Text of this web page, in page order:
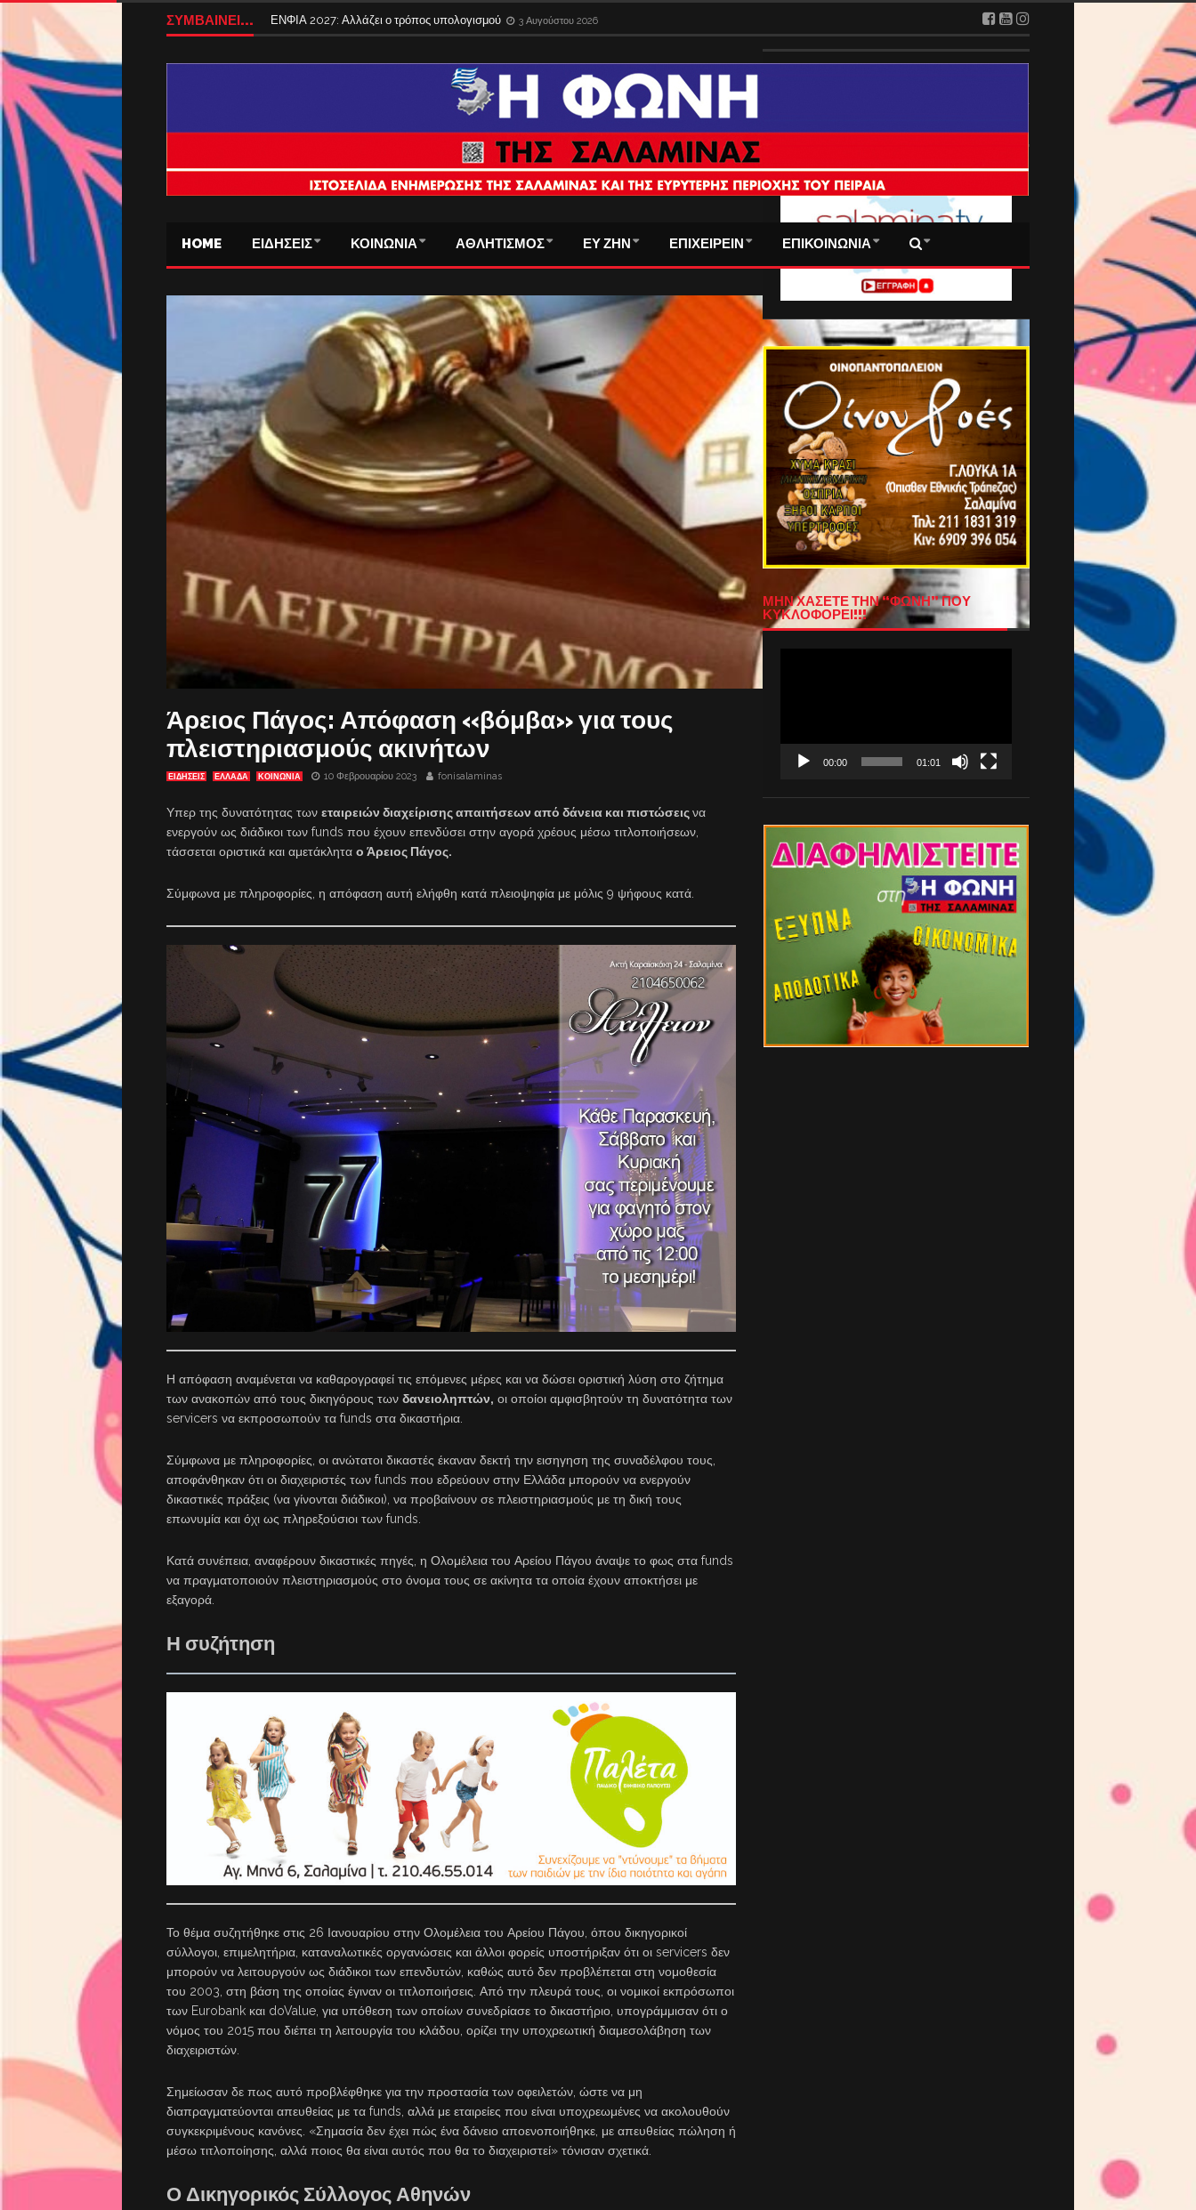
ΣΥΜΒΑΙΝΕΙ... ΕΝΦΙΑ 2027: Αλλάζει ο τρόπος υπολογισμού 3 Αυγούστου 2026
HOME ΕΙΔΗΣΕΙΣ ΚΟΙΝΩΝΙΑ ΑΘΛΗΤΙΣΜΟΣ ΕΥ ΖΗΝ ΕΠΙΧΕΙΡΕΙΝ ΕΠΙΚΟΙΝΩΝΙΑ
Άρειος Πάγος: Απόφαση «βόμβα» για τους
πλειστηριασμούς ακινήτων
ΕΙΔΗΣΕΙΣ ΕΛΛΑΔΑ ΚΟΙΝΩΝΙΑ 10 Φεβρουαρίου 2023 fonisalaminas
Υπερ της δυνατότητας των εταιρειών διαχείρισης απαιτήσεων από δάνεια και πιστώσειςνα
ενεργούν ως διάδικοι των funds που έχουν επενδύσει στην αγορά χρέους μέσω τιτλοποιήσεων,
τάσσεται οριστικά και αμετάκλητα ο Άρειος Πάγος.
Σύμφωνα με πληροφορίες, η απόφαση αυτή ελήφθη κατά πλειοψηφία με μόλις 9 ψήφους κατά.
Η απόφαση αναμένεται να καθαρογραφεί τις επόμενες μέρες και να δώσει οριστική λύση στο ζήτημα
των ανακοπών από τους δικηγόρους των δανειοληπτών, οι οποίοι αμφισβητούν τη δυνατότητα των
servicers να εκπροσωπούν τα funds στα δικαστήρια.
Σύμφωνα με πληροφορίες, οι ανώτατοι δικαστές έκαναν δεκτή την εισηγηση της συναδέλφου τους,
αποφάνθηκαν ότι οι διαχειριστές των funds που εδρεύουν στην Ελλάδα μπορούν να ενεργούν
δικαστικές πράξεις (να γίνονται διάδικοι), να προβαίνουν σε πλειστηριασμούς με τη δική τους
επωνυμία και όχι ως πληρεξούσιοι των funds.
Κατά συνέπεια, αναφέρουν δικαστικές πηγές, η Ολομέλεια του Αρείου Πάγου άναψε το φως στα funds
να πραγματοποιούν πλειστηριασμούς στο όνομα τους σε ακίνητα τα οποία έχουν αποκτήσει με
εξαγορά.
Η συζήτηση
Το θέμα συζητήθηκε στις 26 Ιανουαρίου στην Ολομέλεια του Αρείου Πάγου, όπου δικηγορικοί
σύλλογοι, επιμελητήρια, καταναλωτικές οργανώσεις και άλλοι φορείς υποστήριξαν ότι οι servicers δεν
μπορούν να λειτουργούν ως διάδικοι των επενδυτών, καθώς αυτό δεν προβλέπεται στη νομοθεσία
του 2003, στη βάση της οποίας έγιναν οι τιτλοποιήσεις. Από την πλευρά τους, οι νομικοί εκπρόσωποι
των Eurobank και doValue, για υπόθεση των οποίων συνεδρίασε το δικαστήριο, υπογράμμισαν ότι ο
νόμος του 2015 που διέπει τη λειτουργία του κλάδου, ορίζει την υποχρεωτική διαμεσολάβηση των
διαχειριστών.
Σημείωσαν δε πως αυτό προβλέφθηκε για την προστασία των οφειλετών, ώστε να μη
διαπραγματεύονται απευθείας με τα funds, αλλά με εταιρείες που είναι υποχρεωμένες να ακολουθούν
συγκεκριμένους κανόνες. «Σημασία δεν έχει πώς ένα δάνειο αποενοποιήθηκε, με απευθείας πώληση ή
μέσω τιτλοποίησης, αλλά ποιος θα είναι αυτός που θα το διαχειριστεί» τόνισαν σχετικά.
Ο Δικηγορικός Σύλλογος Αθηνών
ΜΗΝ ΧΑΣΕΤΕ ΤΗΝ “ΦΩΝΗ” ΠΟΥ
ΚΥΚΛΟΦΟΡΕΙ!!!
00:00 01:01